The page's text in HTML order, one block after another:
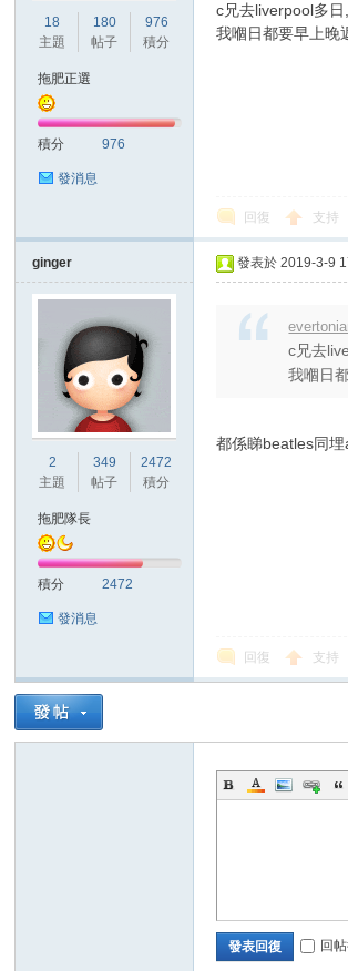
18
主題
180
帖子
976
積分
拖肥正選
積分 976
發消息
c兄去liverpool多
我嗰日都要早上晚
回復 支持
ginger
2
主題
349
帖子
2472
積分
拖肥隊長
積分 2472
發消息
發表於 2019-3-9
c兄去
我嗰日
都係睇beatles同
回復 支持
發表回復 回